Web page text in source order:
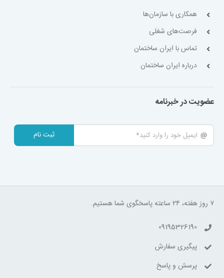
همکاری با سازمان‌ها
فرصت‌های شغلی
تماس با ایران ساختمان
درباره ایران ساختمان
عضویت در خبرنامه
ثبت نام
۷ روز هفته، ۲۴ ساعته پاسخگوی شما هستیم.
09195326190
پیگیری سفارش
پرسش و پاسخ